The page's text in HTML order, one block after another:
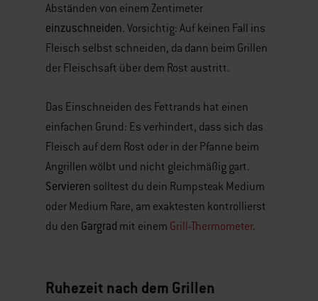
Abständen von einem Zentimeter
einzuschneiden. Vorsichtig: Auf keinen Fall ins
Fleisch selbst schneiden, da dann beim Grillen
der Fleischsaft über dem Rost austritt.
Das Einschneiden des Fettrands hat einen
einfachen Grund: Es verhindert, dass sich das
Fleisch auf dem Rost oder in der Pfanne beim
Angrillen wölbt und nicht gleichmäßig gart.
Servieren solltest du dein Rumpsteak Medium
oder Medium Rare, am exaktesten kontrollierst
du den Gargrad mit einem Grill-Thermometer.
Ruhezeit nach dem Grillen